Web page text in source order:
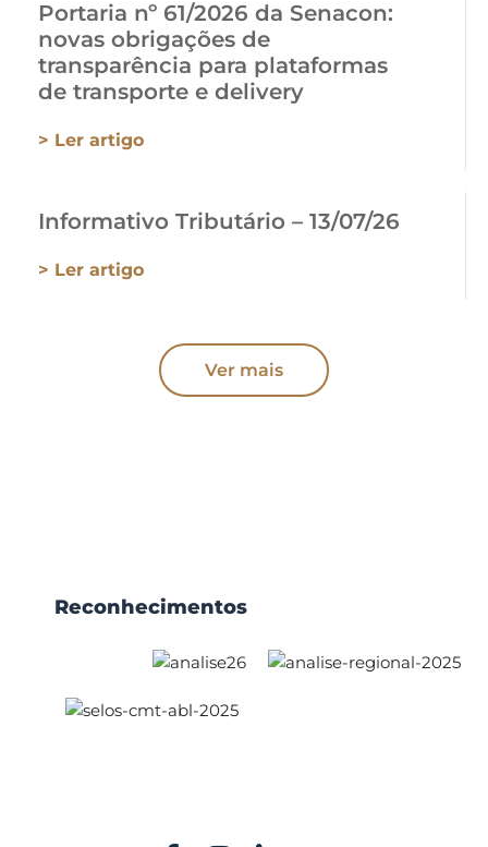
Portaria nº 61/2026 da Senacon:
novas obrigações de
transparência para plataformas
de transporte e delivery
> Ler artigo
Informativo Tributário – 13/07/26
> Ler artigo
Ver mais
Reconhecimentos